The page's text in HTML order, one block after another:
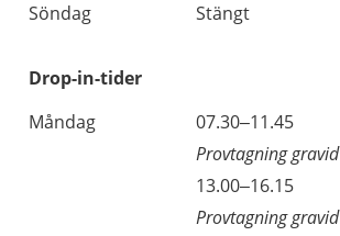
Söndag
Stängt
Drop-in-tider
Måndag
07.30–11.45
Provtagning gravid
13.00–16.15
Provtagning gravid